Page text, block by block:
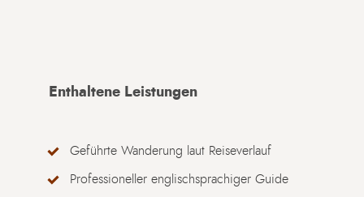
Enthaltene Leistungen
Geführte Wanderung laut Reiseverlauf
Professioneller englischsprachiger Guide